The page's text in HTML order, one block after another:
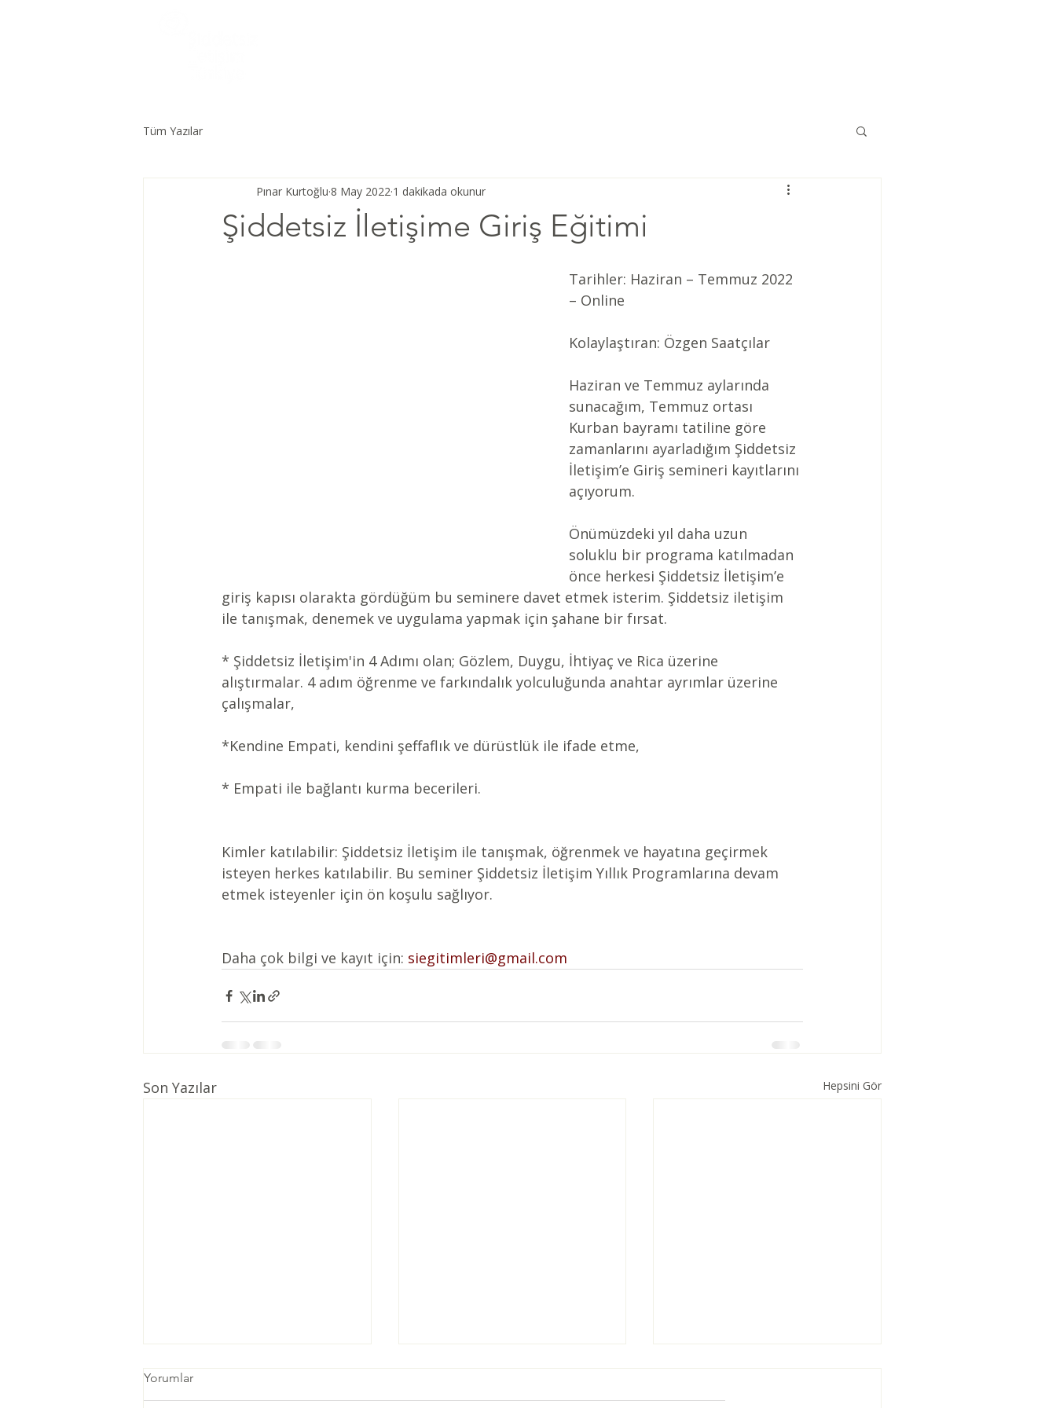
Tüm Yazılar
Şiddetsiz İletişime Giriş Eğitimi
Pınar Kurtoğlu 8 May 2022 1 dakikada okunur
Tarihler: Haziran – Temmuz 2022
– Online
Kolaylaştıran: Özgen Saatçılar
Haziran ve Temmuz aylarında
sunacağım, Temmuz ortası
Kurban bayramı tatiline göre
zamanlarını ayarladığım Şiddetsiz
İletişim’e Giriş semineri kayıtlarını
açıyorum.
Önümüzdeki yıl daha uzun
soluklu bir programa katılmadan
önce herkesi Şiddetsiz İletişim’e
giriş kapısı olarakta gördüğüm bu seminere davet etmek isterim. Şiddetsiz iletişim
ile tanışmak, denemek ve uygulama yapmak için şahane bir fırsat.
* Şiddetsiz İletişim'in 4 Adımı olan; Gözlem, Duygu, İhtiyaç ve Rica üzerine
alıştırmalar. 4 adım öğrenme ve farkındalık yolculuğunda anahtar ayrımlar üzerine
çalışmalar,
*Kendine Empati, kendini şeffaflık ve dürüstlük ile ifade etme,
* Empati ile bağlantı kurma becerileri.
Kimler katılabilir: Şiddetsiz İletişim ile tanışmak, öğrenmek ve hayatına geçirmek
isteyen herkes katılabilir. Bu seminer Şiddetsiz İletişim Yıllık Programlarına devam
etmek isteyenler için ön koşulu sağlıyor.
Daha çok bilgi ve kayıt için: siegitimleri@gmail.com
Son Yazılar Hepsini Gör
Yorumlar